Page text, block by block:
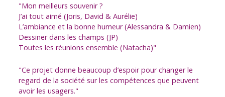
"Mon meilleurs souvenir ?
J’ai tout aimé (Joris, David & Aurélie)
L’ambiance et la bonne humeur (Alessandra & Damien)
Dessiner dans les champs (JP)
Toutes les réunions ensemble (Natacha)"
"Ce projet donne beaucoup d’espoir pour changer le
regard de la société sur les compétences que peuvent
avoir les usagers."